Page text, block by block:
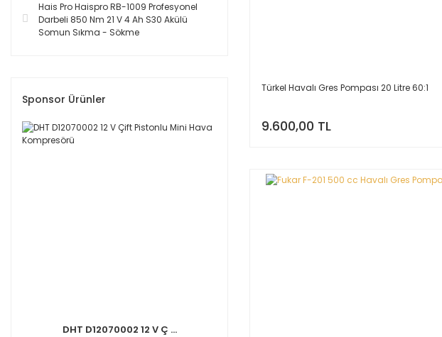
Hais Pro Haispro RB-1009 Profesyonel
Darbeli 850 Nm 21 V 4 Ah S30 Akülü
Somun Sıkma - Sökme
Sponsor Ürünler
DHT D12070002 12 V Ç ...
Türkel Havalı Gres Pompası 20 Litre 60:1
9.600,00 TL